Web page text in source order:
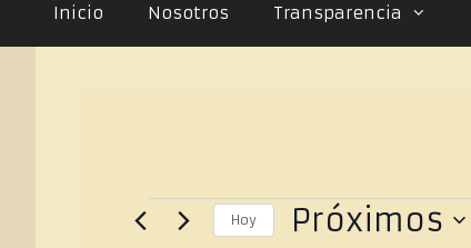
Inicio Nosotros Transparencia
Hoy Próximos